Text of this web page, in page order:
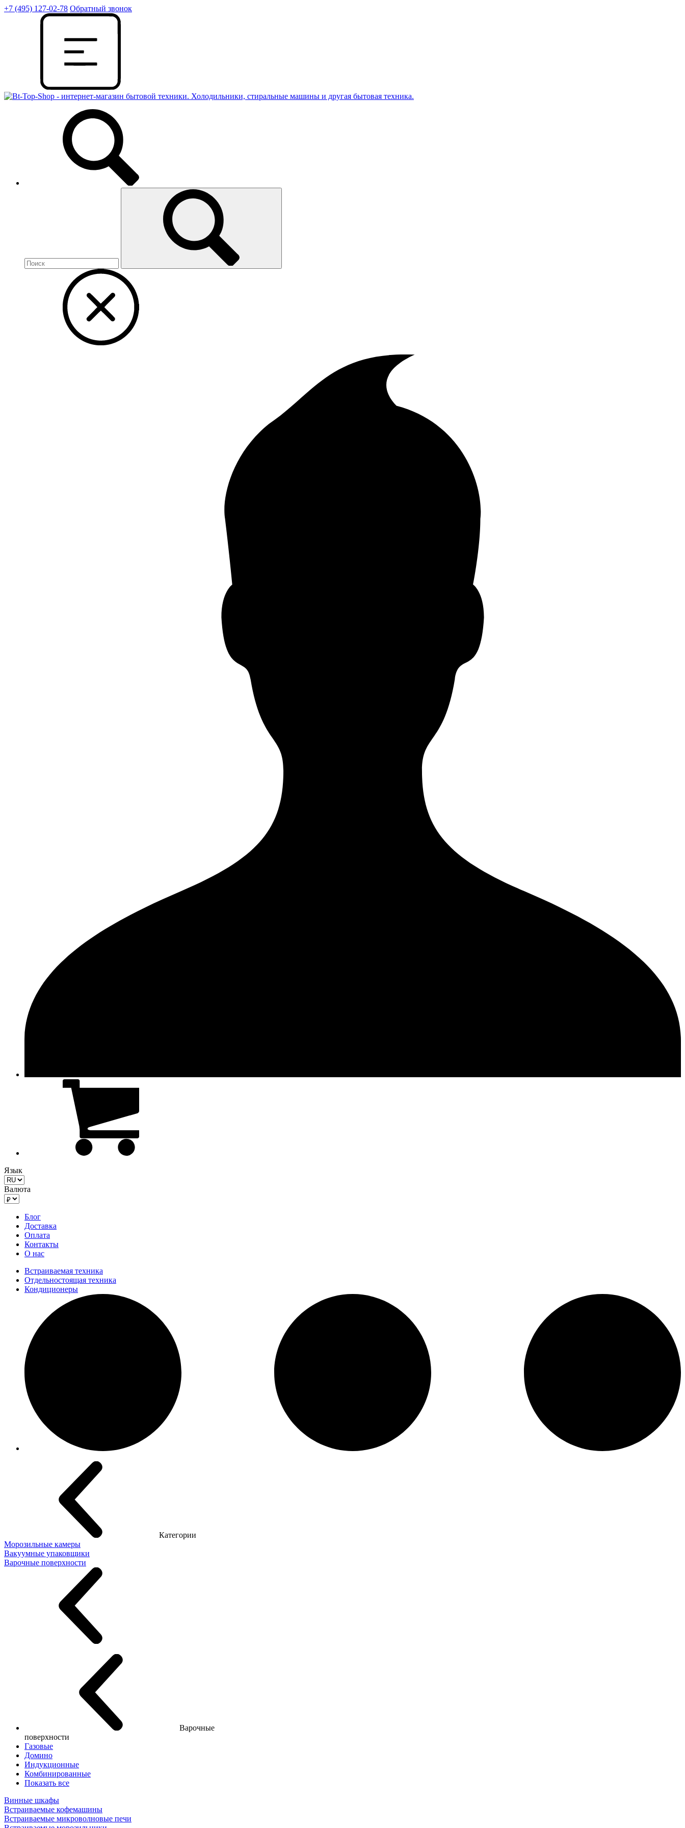
+7 (495) 127-02-78 Обратный звонок
Язык
Валюта
Блог
Доставка
Оплата
Контакты
О нас
Встраиваемая техника
Отдельностоящая техника
Кондиционеры
Категории
Морозильные камеры
Вакуумные упаковщики
Варочные поверхности
Варочные
поверхности
Газовые
Домино
Индукционные
Комбинированные
Показать все
Винные шкафы
Встраиваемые кофемашины
Встраиваемые микроволновые печи